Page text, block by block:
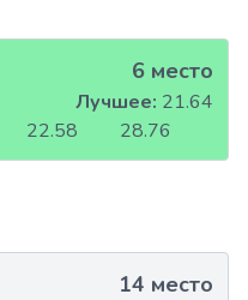
6 место
22.58 28.76
Лучшее: 21.64
14 место